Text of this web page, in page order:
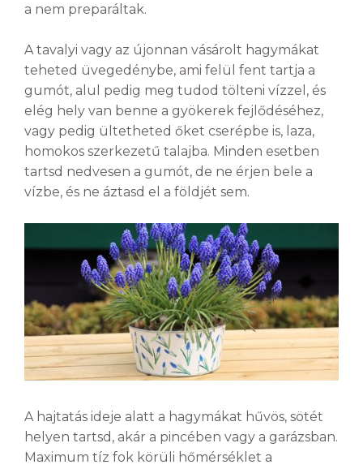
a nem preparáltak.
A tavalyi vagy az újonnan vásárolt hagymákat
teheted üvegedénybe, ami felül fent tartja a
gumót, alul pedig meg tudod tölteni vízzel, és
elég hely van benne a gyökerek fejlődéséhez,
vagy pedig ültetheted őket cserépbe is, laza,
homokos szerkezetű talajba. Minden esetben
tartsd nedvesen a gumót, de ne érjen bele a
vízbe, és ne áztasd el a földjét sem.
A hajtatás ideje alatt a hagymákat hűvös, sötét
helyen tartsd, akár a pincében vagy a garázsban.
Maximum tíz fok körüli hőmérséklet a